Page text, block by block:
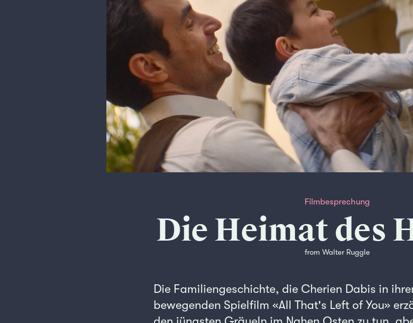
Filmbesprechung
Die Heimat des
from Walter Ruggle
Die Familiengeschichte, die Cherien Dabis in
bewegenden Spielfilm «All That's Left of You»